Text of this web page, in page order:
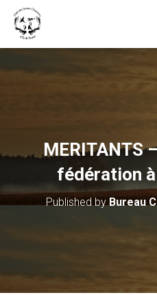
MERITANTS
fédération
Published byBureau